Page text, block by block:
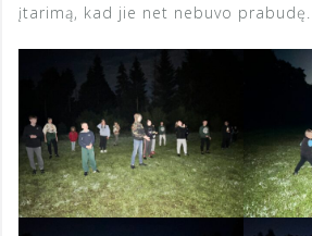
įtarimą, kad jie net nebuvo